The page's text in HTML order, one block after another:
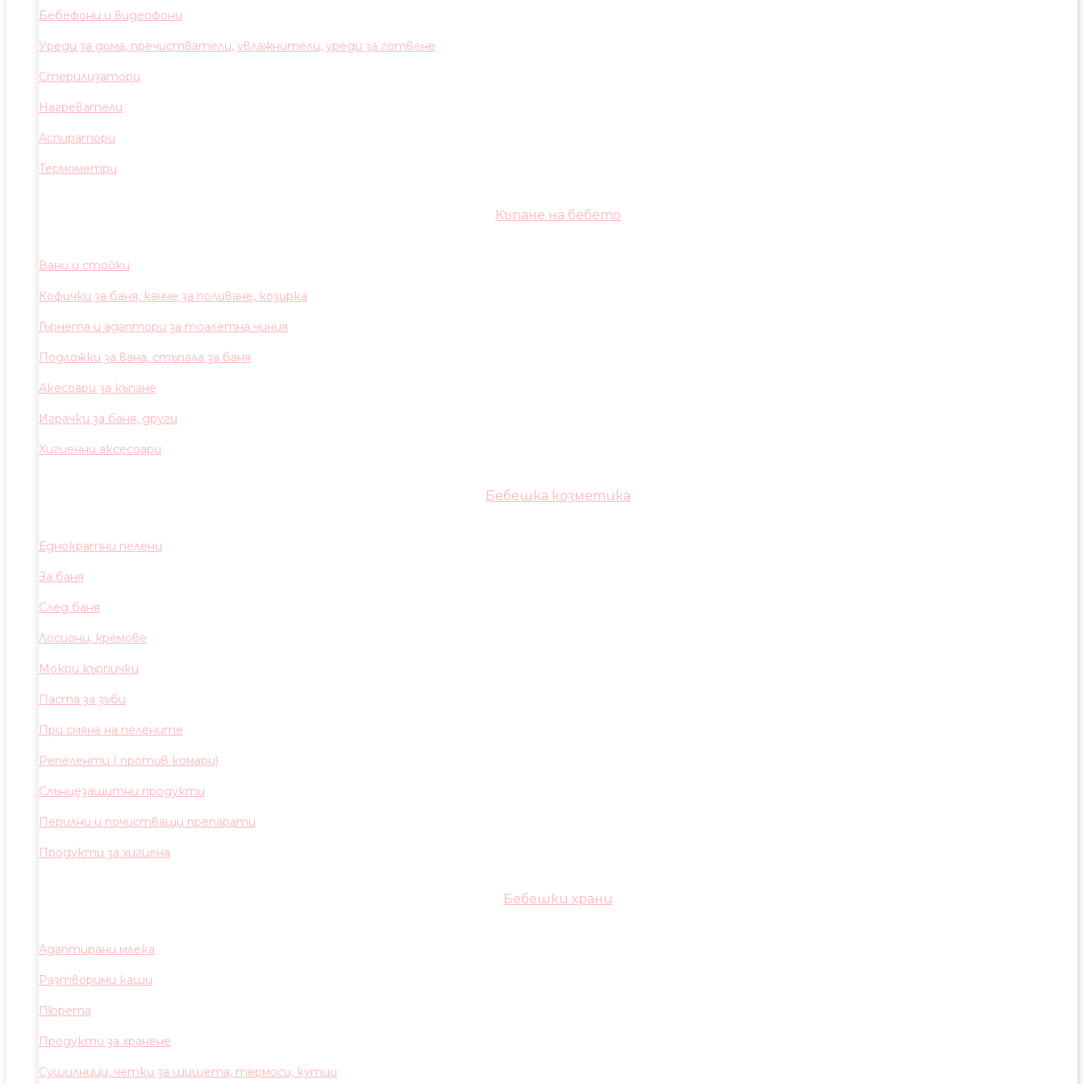
Бебефони и видеофони
Уреди за дома, пречистватели, увлажнители, уреди за готвене
Стерилизатори
Нагреватели
Аспиратори
Термометри
Къпане на бебето
Вани и стойки
Кофички за баня, канче за поливане, козирка
Гърнета и адаптори за тоалетна чиния
Подложки за вана, стъпала за баня
Акесоари за къпане
Играчки за баня, други
Хигиенни аксесоари
Бебешка козметика
Еднократни пелени
За баня
След баня
Лосиони, кремове
Мокри кърпички
Паста за зъби
При смяна на пелените
Репеленти ( против комари)
Слънцезащитни продукти
Перилни и почистващи препарати
Продукти за хигиена
Бебешки храни
Адаптирани млека
Разтворими каши
Пюрета
Продукти за хранене
Сушилници, четки за шишета, термоси, кутии